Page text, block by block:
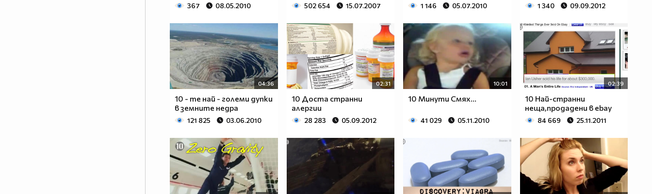
367 08.05.2010 502 654 15.07.2007 1 146 05.07.2010 1 340 09.09.2012
04:36
10 - те най - големи дупки
в земните недра
121 825 03.06.2010
02:31
10 Доста странни
алергии
28 283 05.09.2012
10:01
10 Минути Смях...
41 029 05.11.2010
02:39
10 Най-странни
неща,продадени в ebay
84 669 25.11.2011